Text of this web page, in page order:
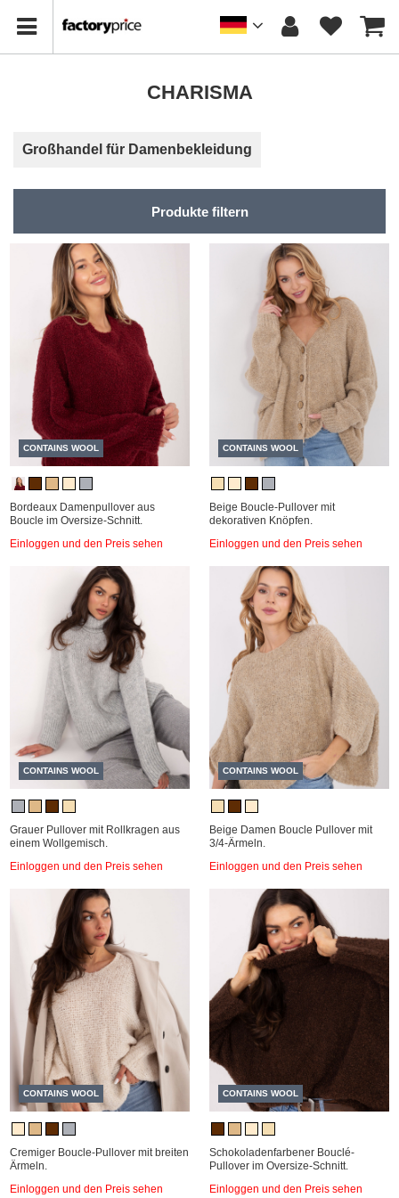
CHARISMA
Großhandel für Damenbekleidung
Produkte filtern
CONTAINS WOOL
Bordeaux Damenpullover aus
Boucle im Oversize-Schnitt.
Einloggen und den Preis sehen
CONTAINS WOOL
Beige Boucle-Pullover mit
dekorativen Knöpfen.
Einloggen und den Preis sehen
CONTAINS WOOL
Grauer Pullover mit Rollkragen aus
einem Wollgemisch.
Einloggen und den Preis sehen
CONTAINS WOOL
Beige Damen Boucle Pullover mit
3/4-Ärmeln.
Einloggen und den Preis sehen
CONTAINS WOOL
Cremiger Boucle-Pullover mit breiten
Ärmeln.
Einloggen und den Preis sehen
CONTAINS WOOL
Schokoladenfarbener Bouclé-
Pullover im Oversize-Schnitt.
Einloggen und den Preis sehen